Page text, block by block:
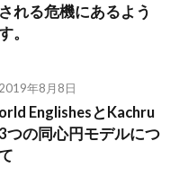
れる危機にあるよう
。
2019年8月8日
EnglishesとKachru
つの同心円モデルにつ